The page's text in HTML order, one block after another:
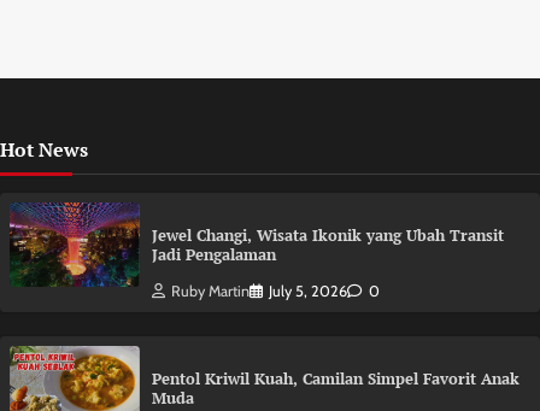
Hot News
Jewel Changi, Wisata Ikonik yang Ubah Transit
Jadi Pengalaman
Ruby Martin July 5, 2026 0
Pentol Kriwil Kuah, Camilan Simpel Favorit Anak
Muda